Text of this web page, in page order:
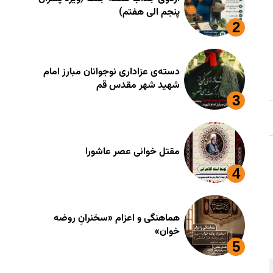
پنجم الی هفتم)
دسته‌ی عزاداری نوجوانان مبارز امام
شهید شهر مقدس قم
مقتل خوانی عصر عاشورا
هماهنگی و اعزام «سخنرانِ روضه
خوان»